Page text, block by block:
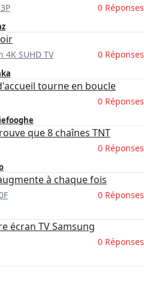
0 Réponses
4K SUHD TV 0 Réponses
tourne en boucle
0 Réponses
que 8 chaînes TNT
0 Réponses
à chaque fois
0 Réponses
écran TV Samsung
0 Réponses